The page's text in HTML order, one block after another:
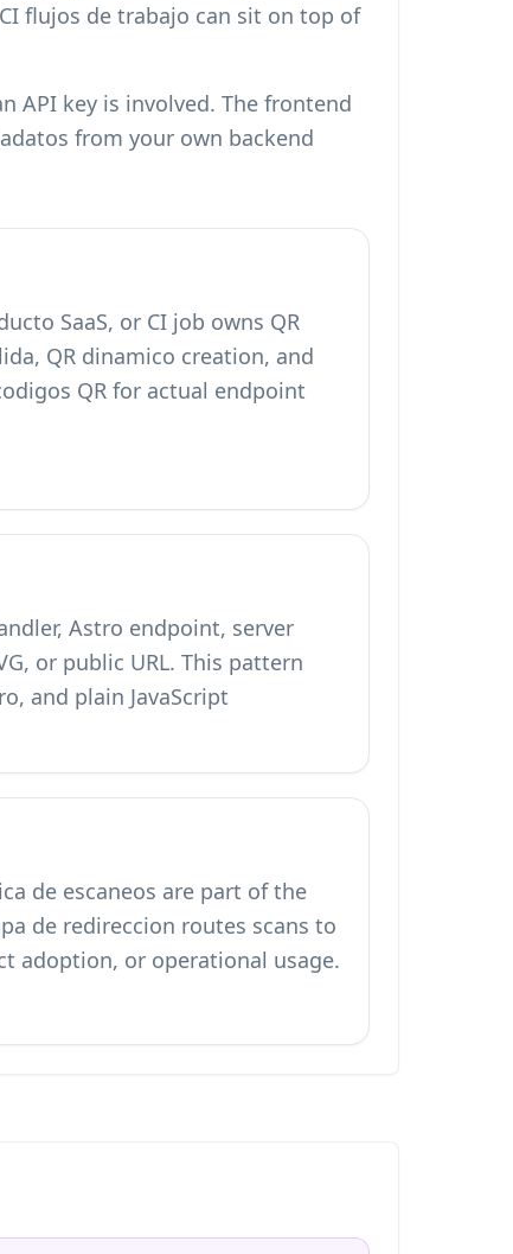
flujos de trabajo can sit on top of
API key is involved. The frontend
from your own backend
SaaS, or CI job owns QR
QR dinamico creation, and
QR for actual endpoint
Astro endpoint, server
or public URL. This pattern
and plain JavaScript
de escaneos are part of the
de redireccion routes scans to
adoption, or operational usage.